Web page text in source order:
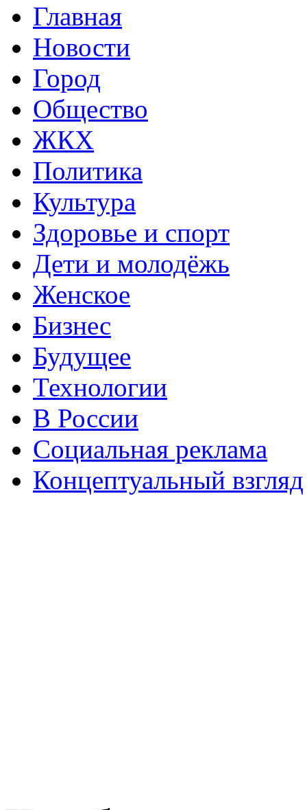
Главная
Новости
Город
Общество
ЖКХ
Политика
Культура
Здоровье и спорт
Дети и молодёжь
Женское
Бизнес
Будущее
Технологии
В России
Социальная реклама
Концептуальный взгляд